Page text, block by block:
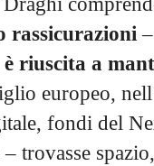
rassicurazioni
è riuscita a
europeo,
fondi del
trovasse